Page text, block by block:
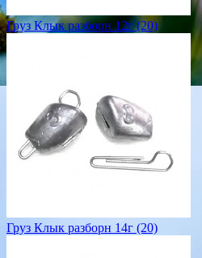
Груз Клык разборн 12г (20)
Груз Клык разборн 14г (20)